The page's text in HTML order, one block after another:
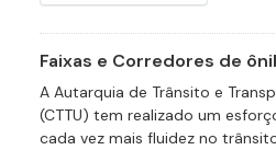
Faixas e Corredores de
A Autarquia de Trânsito e
(CTTU) tem realizado um
cada vez mais fluidez no